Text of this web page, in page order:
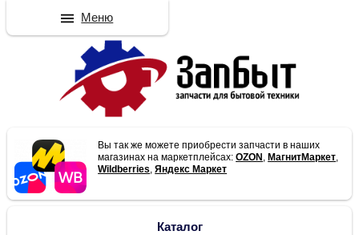
Вы так же можете приобрести запчасти в наших
магазинах на маркетплейсах:OZON , МагнитМаркет,
Wildberries,Яндекс Маркет
Каталог
Меню